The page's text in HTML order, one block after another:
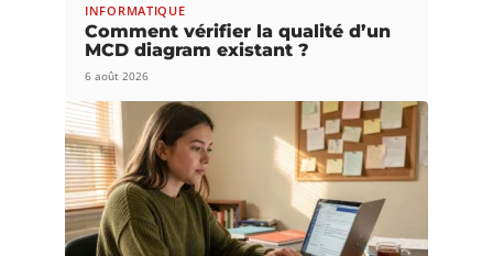
INFORMATIQUE
Comment vérifier la qualité d’un
MCD diagram existant ?
6 août 2026